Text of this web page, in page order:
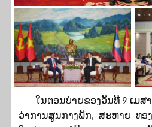
ໃນຕອນບ່າຍຂອງວັນທີ 9 ເມສາ
ວ່າການສູນກາງພັກ, ສະຫາຍ ທອ